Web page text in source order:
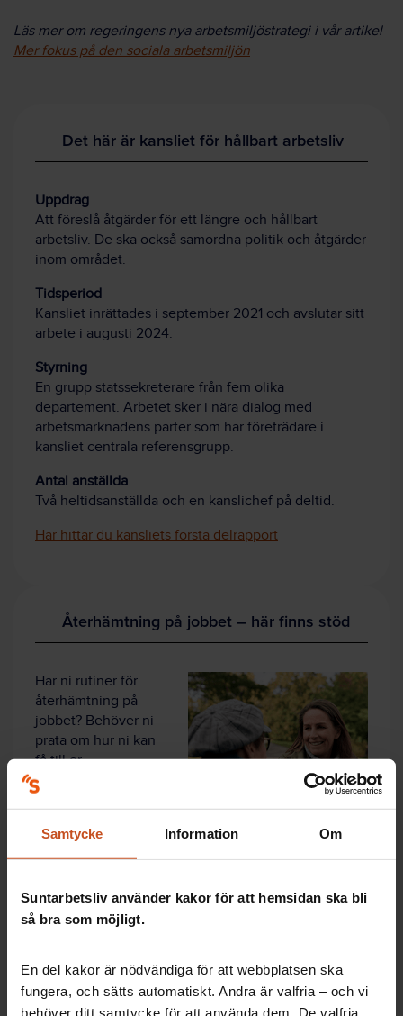
Samtycke Information Om
Suntarbetsliv använder kakor för att hemsidan ska bli
så bra som möjligt.
En del kakor är nödvändiga för att webbplatsen ska
fungera, och sätts automatiskt. Andra är valfria – och vi
behöver ditt samtycke för att använda dem. De valfria
Läs mer om regeringens nya arbetsmiljöstrategi i vår artikel
Mer fokus på den sociala arbetsmiljön
Det här är kansliet för hållbart arbetsliv
Uppdrag
Att föreslå åtgärder för ett längre och hållbart
arbetsliv. De ska också samordna politik och åtgärder
inom området.
Tidsperiod
Kansliet inrättades i september 2021 och avslutar sitt
arbete i augusti 2024.
Styrning
En grupp statssekreterare från fem olika
departement. Arbetet sker i nära dialog med
arbetsmarknadens parter som har företrädare i
kansliet centrala referensgrupp.
Antal anställda
Två heltidsanställda och en kanslichef på deltid.
Här hittar du kansliets första delrapport
Återhämtning på jobbet – här finns stöd
Har ni rutiner för
återhämtning på
jobbet? Behöver ni
prata om hur ni kan
få till er
återhämtning?
Ta hjälp av
Suntarbetslivs
verktygForskning på
film och reflektera tillsammans med hjälp av ett par
frågor!
jobbet